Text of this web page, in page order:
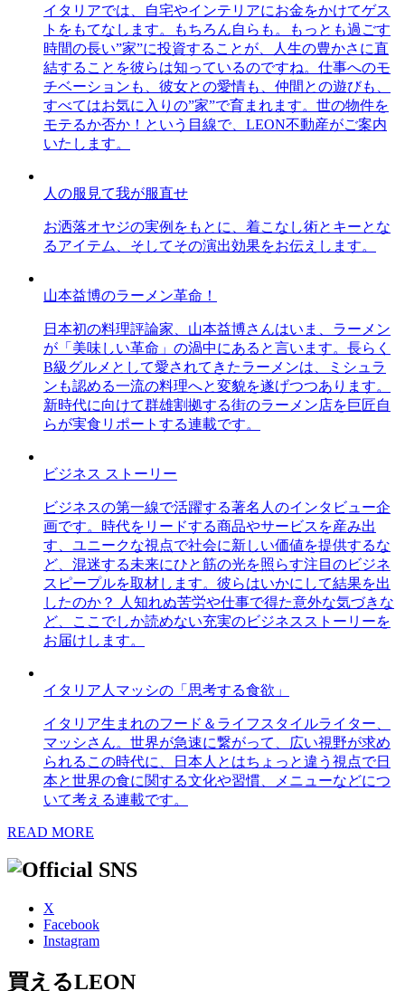
イタリアでは、自宅やインテリアにお金をかけてゲス
トをもてなします。もちろん自らも。もっとも過ごす
時間の長い”家”に投資することが、人生の豊かさに直
結することを彼らは知っているのですね。仕事へのモ
チベーションも、彼女との愛情も、仲間との遊びも、
すべてはお気に入りの”家”で育まれます。世の物件を
モテるか否か！という目線で、LEON不動産がご案内
いたします。
人の服見て我が服直せ
お洒落オヤジの実例をもとに、着こなし術とキーとな
るアイテム、そしてその演出効果をお伝えします。
山本益博のラーメン革命！
日本初の料理評論家、山本益博さんはいま、ラーメン
が「美味しい革命」の渦中にあると言います。長らく
B級グルメとして愛されてきたラーメンは、ミシュラ
ンも認める一流の料理へと変貌を遂げつつあります。
新時代に向けて群雄割拠する街のラーメン店を巨匠自
らが実食リポートする連載です。
ビジネス ストーリー
ビジネスの第一線で活躍する著名人のインタビュー企
画です。時代をリードする商品やサービスを産み出
す、ユニークな視点で社会に新しい価値を提供するな
ど、混迷する未来にひと筋の光を照らす注目のビジネ
スピープルを取材します。彼らはいかにして結果を出
したのか？ 人知れぬ苦労や仕事で得た意外な気づきな
ど、ここでしか読めない充実のビジネスストーリーを
お届けします。
イタリア人マッシの「思考する食欲」
イタリア生まれのフード＆ライフスタイルライター、
マッシさん。世界が急速に繋がって、広い視野が求め
られるこの時代に、日本人とはちょっと違う視点で日
本と世界の食に関する文化や習慣、メニューなどにつ
いて考える連載です。
READ MORE
X
Facebook
Instagram
買えるLEON